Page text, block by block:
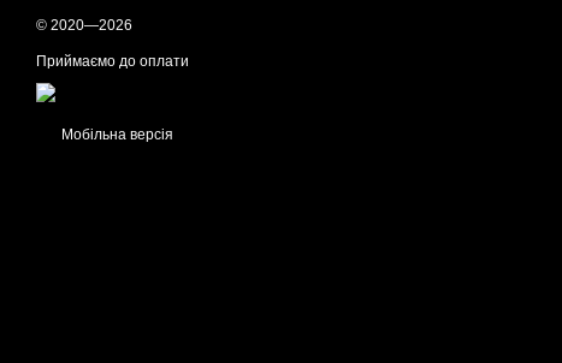
© 2020—2026
Приймаємо до оплати
Мобільна версія